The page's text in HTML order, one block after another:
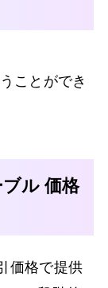
ことができ
ル 価格
価格で提供